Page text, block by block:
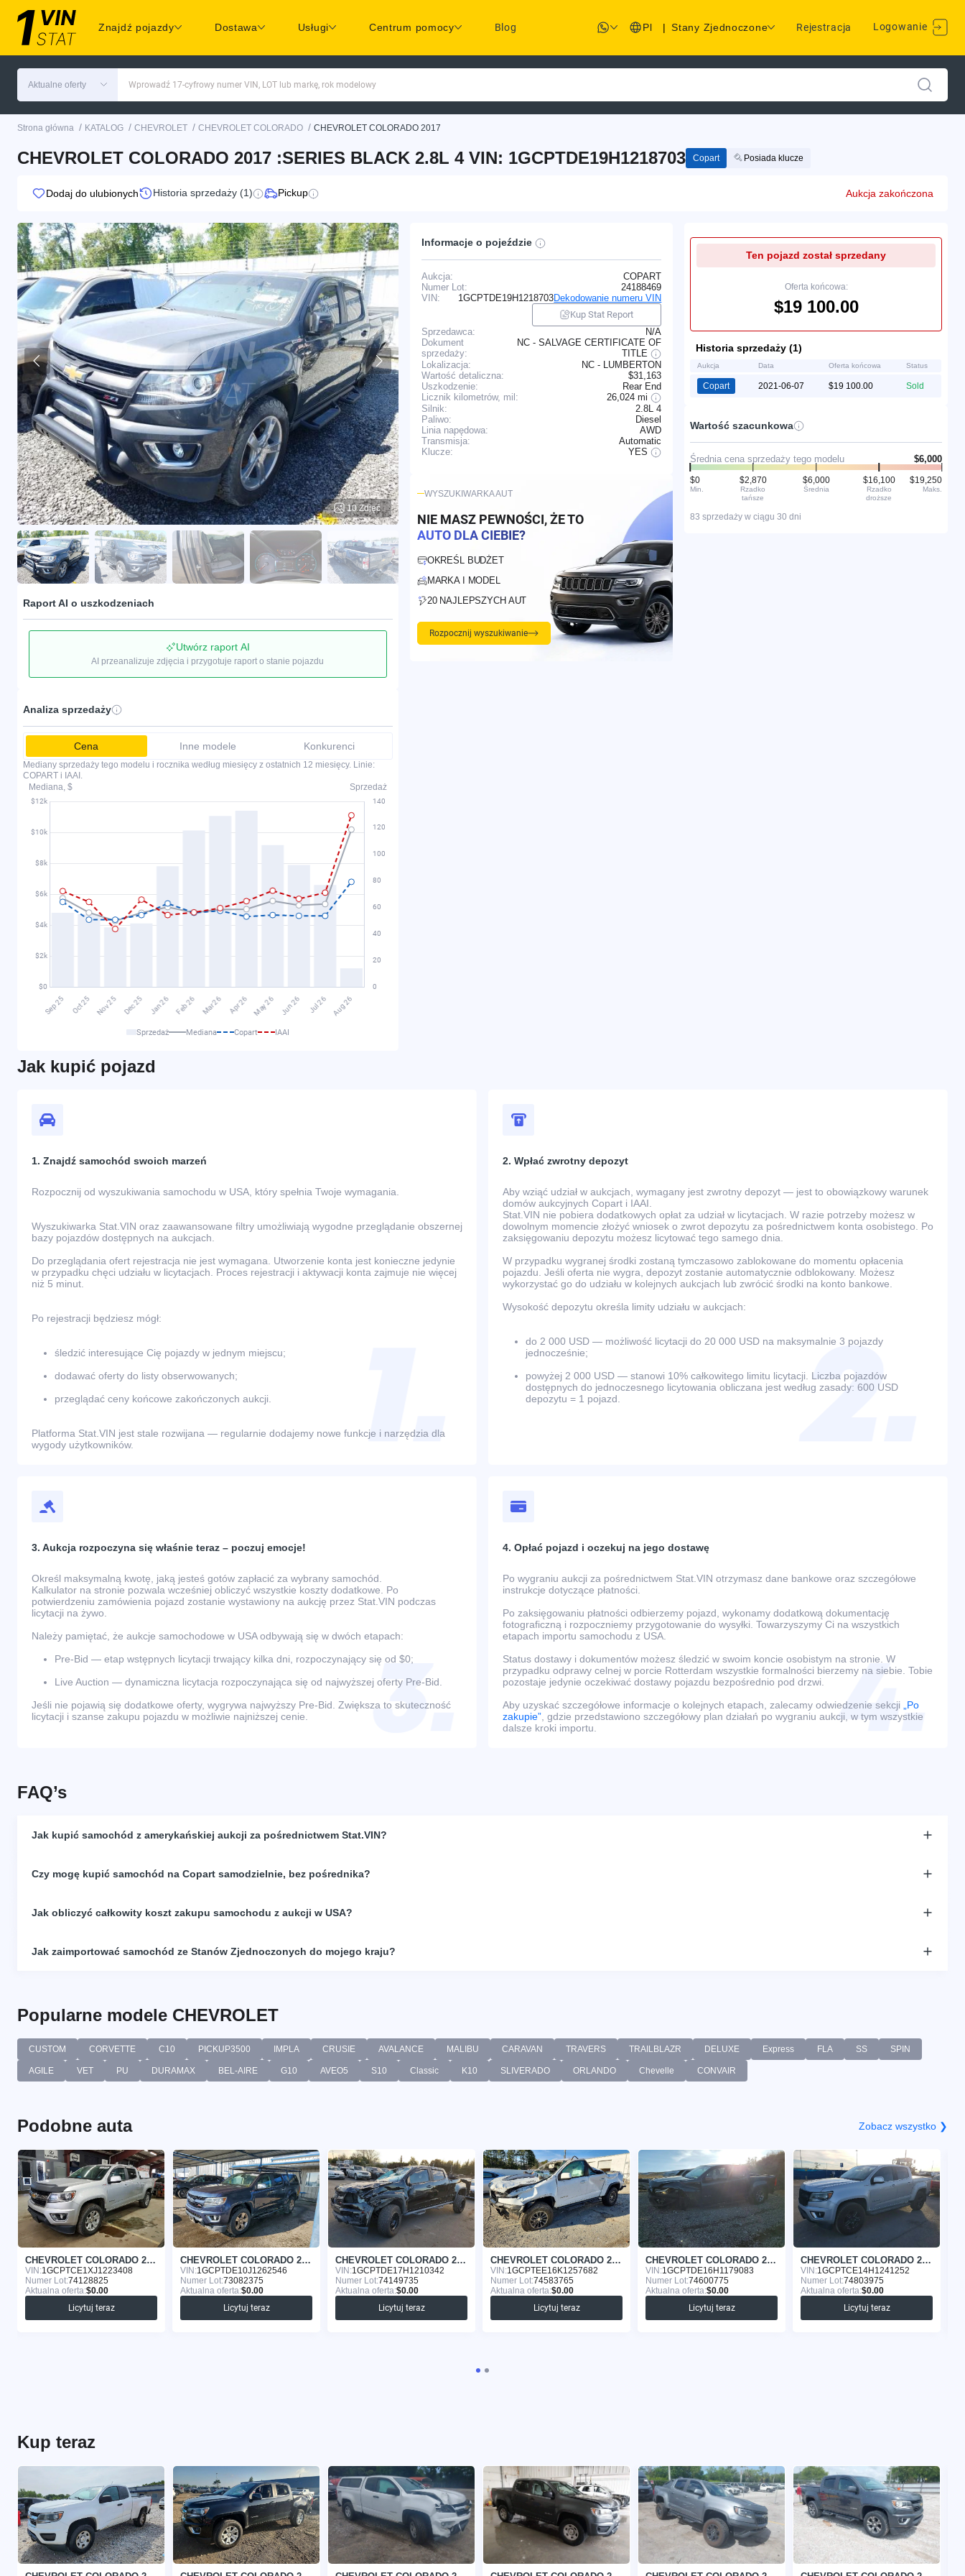
Znajdź pojazdy Dostawa Usługi Centrum pomocy Blog Pl | Stany Zjednoczone Rejestracja Logowanie
Aktualne oferty Wprowadź 17-cyfrowy numer VIN, LOT lub markę, rok modelowy
Strona główna / KATALOG / CHEVROLET / CHEVROLET COLORADO / CHEVROLET COLORADO 2017
CHEVROLET COLORADO 2017 :SERIES BLACK 2.8L 4 VIN: 1GCPTDE19H1218703 Copart Posiada klucze
Dodaj do ulubionych Historia sprzedaży (1) Pickup Aukcja zakończona
10 Zdjęć
Raport AI o uszkodzeniach
Utwórz raport AI
AI przeanalizuje zdjęcia i przygotuje raport o stanie pojazdu
Analiza sprzedaży
Cena Inne modele Konkurenci
Mediany sprzedaży tego modelu i rocznika według miesięcy z ostatnich 12 miesięcy. Linie:
COPART i IAAI.
Mediana, $
Sprzedaż
Sprzedaż Mediana Copart IAAI
Informacje o pojeździe
Aukcja:
COPART
Numer Lot:
24188469
VIN:
1GCPTDE19H1218703Dekodowanie numeru VIN
Kup Stat Report
Sprzedawca:
N/A
Dokument
sprzedaży:
NC - SALVAGE CERTIFICATE OF
TITLE
Lokalizacja:
NC - LUMBERTON
Wartość detaliczna:
$31,163
Uszkodzenie:
Rear End
Licznik kilometrów, mil:
26,024 mi
Silnik:
2.8L 4
Paliwo:
Diesel
Linia napędowa:
AWD
Transmisja:
Automatic
Klucze:
YES
WYSZUKIWARKA AUT
NIE MASZ PEWNOŚCI, ŻE TO
AUTO DLA CIEBIE?
OKREŚL BUDŻET
MARKA I MODEL
20 NAJLEPSZYCH AUT
Rozpocznij wyszukiwanie
Ten pojazd został sprzedany
Oferta końcowa:
$19 100.00
Historia sprzedaży (1)
Aukcja Data Oferta końcowa Status
Copart 2021-06-07 $19 100.00 Sold
Wartość szacunkowa
Średnia cena sprzedaży tego modelu $6,000
$0
Min.
$2,870
Rzadko
tańsze
$6,000
Średnia
$16,100
Rzadko
droższe
$19,250
Maks.
83 sprzedaży w ciągu 30 dni
Jak kupić pojazd
1. Znajdź samochód swoich marzeń
Rozpocznij od wyszukiwania samochodu w USA, który spełnia Twoje wymagania.
Wyszukiwarka Stat.VIN oraz zaawansowane filtry umożliwiają wygodne przeglądanie obszernej
bazy pojazdów dostępnych na aukcjach.
Do przeglądania ofert rejestracja nie jest wymagana. Utworzenie konta jest konieczne jedynie
w przypadku chęci udziału w licytacjach. Proces rejestracji i aktywacji konta zajmuje nie więcej
niż 5 minut.
Po rejestracji będziesz mógł:
śledzić interesujące Cię pojazdy w jednym miejscu;
dodawać oferty do listy obserwowanych;
przeglądać ceny końcowe zakończonych aukcji.
Platforma Stat.VIN jest stale rozwijana — regularnie dodajemy nowe funkcje i narzędzia dla
wygody użytkowników.
2. Wpłać zwrotny depozyt
Aby wziąć udział w aukcjach, wymagany jest zwrotny depozyt — jest to obowiązkowy warunek
domów aukcyjnych Copart i IAAI.
Stat.VIN nie pobiera dodatkowych opłat za udział w licytacjach. W razie potrzeby możesz w
dowolnym momencie złożyć wniosek o zwrot depozytu za pośrednictwem konta osobistego. Po
zaksięgowaniu depozytu możesz licytować tego samego dnia.
W przypadku wygranej środki zostaną tymczasowo zablokowane do momentu opłacenia
pojazdu. Jeśli oferta nie wygra, depozyt zostanie automatycznie odblokowany. Możesz
wykorzystać go do udziału w kolejnych aukcjach lub zwrócić środki na konto bankowe.
Wysokość depozytu określa limity udziału w aukcjach:
do 2 000 USD — możliwość licytacji do 20 000 USD na maksymalnie 3 pojazdy
jednocześnie;
powyżej 2 000 USD — stanowi 10% całkowitego limitu licytacji. Liczba pojazdów
dostępnych do jednoczesnego licytowania obliczana jest według zasady: 600 USD
depozytu = 1 pojazd.
3. Aukcja rozpoczyna się właśnie teraz – poczuj emocje!
Określ maksymalną kwotę, jaką jesteś gotów zapłacić za wybrany samochód.
Kalkulator na stronie pozwala wcześniej obliczyć wszystkie koszty dodatkowe. Po
potwierdzeniu zamówienia pojazd zostanie wystawiony na aukcję przez Stat.VIN podczas
licytacji na żywo.
Należy pamiętać, że aukcje samochodowe w USA odbywają się w dwóch etapach:
Pre-Bid — etap wstępnych licytacji trwający kilka dni, rozpoczynający się od $0;
Live Auction — dynamiczna licytacja rozpoczynająca się od najwyższej oferty Pre-Bid.
Jeśli nie pojawią się dodatkowe oferty, wygrywa najwyższy Pre-Bid. Zwiększa to skuteczność
licytacji i szanse zakupu pojazdu w możliwie najniższej cenie.
4. Opłać pojazd i oczekuj na jego dostawę
Po wygraniu aukcji za pośrednictwem Stat.VIN otrzymasz dane bankowe oraz szczegółowe
instrukcje dotyczące płatności.
Po zaksięgowaniu płatności odbierzemy pojazd, wykonamy dodatkową dokumentację
fotograficzną i rozpoczniemy przygotowanie do wysyłki. Towarzyszymy Ci na wszystkich
etapach importu samochodu z USA.
Status dostawy i dokumentów możesz śledzić w swoim koncie osobistym na stronie. W
przypadku odprawy celnej w porcie Rotterdam wszystkie formalności bierzemy na siebie. Tobie
pozostaje jedynie oczekiwać dostawy pojazdu bezpośrednio pod drzwi.
Aby uzyskać szczegółowe informacje o kolejnych etapach, zalecamy odwiedzenie sekcji
„Po
zakupie” , gdzie przedstawiono szczegółowy plan działań po wygraniu aukcji, w tym wszystkie
dalsze kroki importu.
FAQ’s
Jak kupić samochód z amerykańskiej aukcji za pośrednictwem Stat.VIN?
Czy mogę kupić samochód na Copart samodzielnie, bez pośrednika?
Jak obliczyć całkowity koszt zakupu samochodu z aukcji w USA?
Jak zaimportować samochód ze Stanów Zjednoczonych do mojego kraju?
Popularne modele CHEVROLET
CUSTOM CORVETTE C10 PICKUP3500 IMPLA CRUSIE AVALANCE MALIBU CARAVAN TRAVERS TRAILBLAZR DELUXE Express FLA SS SPIN
AGILE VET PU DURAMAX BEL-AIRE G10 AVEO5 S10 Classic K10 SLIVERADO ORLANDO Chevelle CONVAIR
Podobne auta Zobacz wszystko ❯
CHEVROLET COLORADO 2018
VIN:1GCPTCE1XJ1223408
Numer Lot:74128825
Aktualna oferta:$0.00
Licytuj teraz
CHEVROLET COLORADO 2018
VIN:1GCPTDE10J1262546
Numer Lot:73082375
Aktualna oferta:$0.00
Licytuj teraz
CHEVROLET COLORADO 2017
VIN:1GCPTDE17H1210342
Numer Lot:74149735
Aktualna oferta:$0.00
Licytuj teraz
CHEVROLET COLORADO 2019
VIN:1GCPTEE16K1257682
Numer Lot:74583765
Aktualna oferta:$0.00
Licytuj teraz
CHEVROLET COLORADO 2017
VIN:1GCPTDE16H1179083
Numer Lot:74600775
Aktualna oferta:$0.00
Licytuj teraz
CHEVROLET COLORADO 2017
VIN:1GCPTCE14H1241252
Numer Lot:74803975
Aktualna oferta:$0.00
Licytuj teraz
Kup teraz